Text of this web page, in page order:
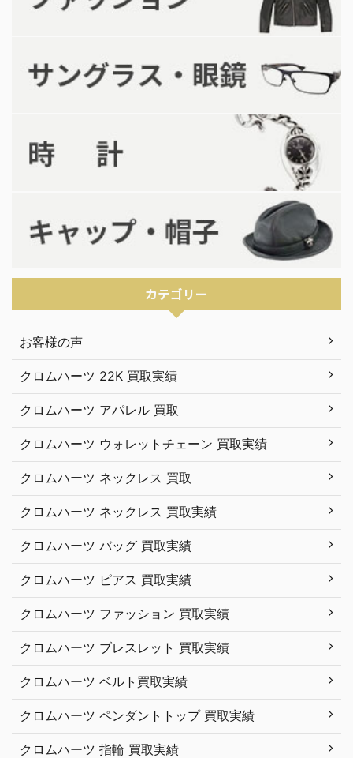
カテゴリー
お客様の声
クロムハーツ 22K 買取実績
クロムハーツ アパレル 買取
クロムハーツ ウォレットチェーン 買取実績
クロムハーツ ネックレス 買取
クロムハーツ ネックレス 買取実績
クロムハーツ バッグ 買取実績
クロムハーツ ピアス 買取実績
クロムハーツ ファッション 買取実績
クロムハーツ ブレスレット 買取実績
クロムハーツ ベルト買取実績
クロムハーツ ペンダントトップ 買取実績
クロムハーツ 指輪 買取実績